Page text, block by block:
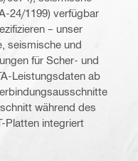
24/1199) verfügbar
– unser
seismische und
für Scher- und
Leistungsdaten ab
während des
Platten integriert